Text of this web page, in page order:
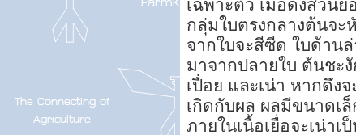
เฉพาะตัว เมื่อดึงส่วน
กลุ่มใบตรงกลางต้นจะ
จากใบจะสีซีด ใบด้าน
มาจากปลายใบ ต้นชะ
เปื่อย และเน่า หากดึง
เกิดกับผล ผลมีขนาดเล็
ภายในเนื้อเยื่อจะเน่าเ